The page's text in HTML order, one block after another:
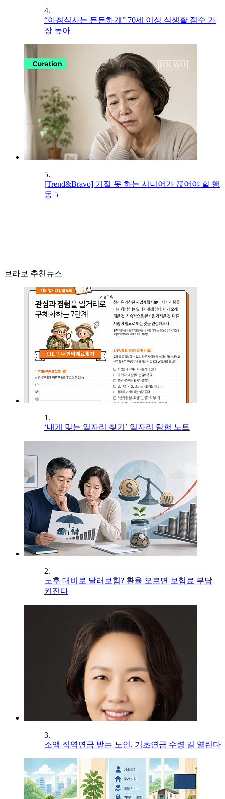
4.
“아침식사는 든든하게” 70세 이상 식생활 점수 가
장 높아
5.
[Trend&Bravo] 거절 못 하는 시니어가 끊어야 할 행
동 5
브라보 추천뉴스
1.
‘내게 맞는 일자리 찾기’ 일자리 탐험 노트
2.
노후 대비로 달러보험? 환율 오르면 보험료 부담
커진다
3.
소액 직역연금 받는 노인, 기초연금 수령 길 열린다